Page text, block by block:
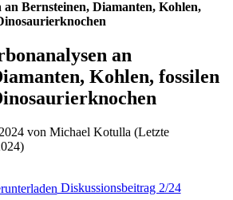
Bernsteinen, Diamanten, Kohlen,
an
Kohlen, fossilen
von Michael Kotulla (Letzte
Diskussionsbeitrag 2/24